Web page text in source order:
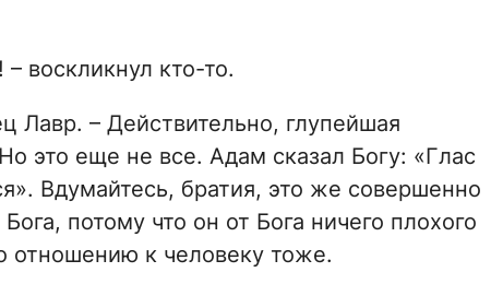
воскликнул кто-то.
Лавр. – Действительно, глупейшая
это еще не все. Адам сказал Богу: «Глас
Вдумайтесь, братия, это же совершенно
потому что он от Бога ничего плохого
отношению к человеку тоже.